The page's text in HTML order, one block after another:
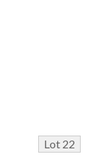
Lot 22